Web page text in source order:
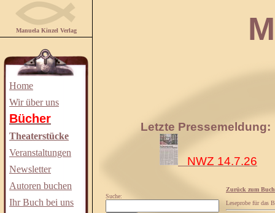
Manuela Kinzel Verlag
Home
Wir über uns
Bücher
Theaterstücke
Veranstaltungen
Newsletter
Autoren buchen
Ihr Buch bei uns
Letzte Pressemeldung:
NWZ 14.7.26
Suche:
Zurück zum Buch
Leseprobe für das